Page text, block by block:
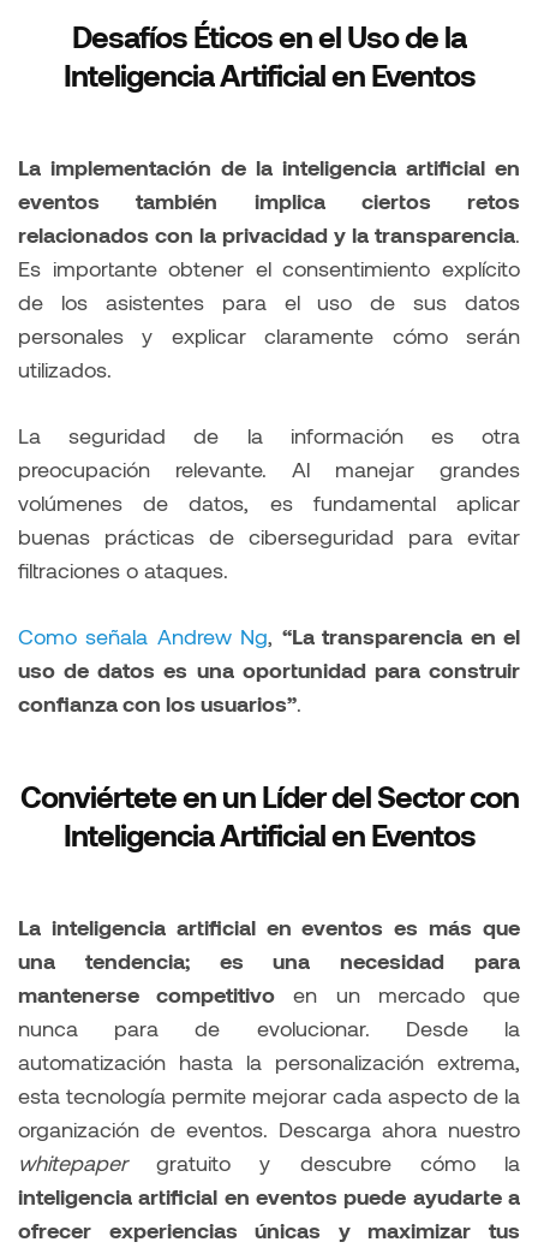
Desafíos Éticos en el Uso de la
Inteligencia Artificial en Eventos
La implementación de la inteligencia artificial en
eventos también implica ciertos retos
relacionados con la privacidad y la transparencia.
Es importante obtener el consentimiento explícito
de los asistentes para el uso de sus datos
personales y explicar claramente cómo serán
utilizados.
La seguridad de la información es otra
preocupación relevante. Al manejar grandes
volúmenes de datos, es fundamental aplicar
buenas prácticas de ciberseguridad para evitar
filtraciones o ataques.
Como señala Andrew Ng, “La transparencia en el
uso de datos es una oportunidad para construir
confianza con los usuarios”.
Conviértete en un Líder del Sector con
Inteligencia Artificial en Eventos
La inteligencia artificial en eventos es más que
una tendencia; es una necesidad para
mantenerse competitivo en un mercado que
nunca para de evolucionar. Desde la
automatización hasta la personalización extrema,
esta tecnología permite mejorar cada aspecto de la
organización de eventos. Descarga ahora nuestro
whitepapergratuito y descubre cómo la
inteligencia artificial en eventos puede ayudarte a
ofrecer experiencias únicas y maximizar tus